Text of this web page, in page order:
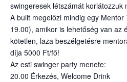
swingeresek létszámát korlátozzuk
A bulit megelőzi mindig egy
19.00), amikor is lehetőség van az
kötetlen, laza beszélgetésre
díja 5000 Ft/fő!
Az esti swinger party menete:
20.00 Érkezés, Welcome Drink